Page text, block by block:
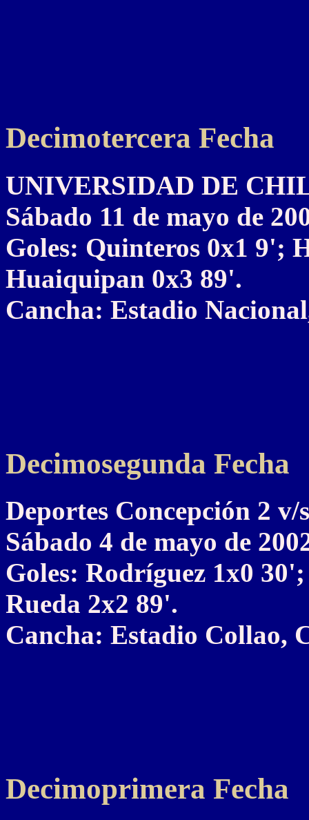
Decimotercera Fecha
UNIVERSIDAD DE
Sábado 11 de mayo de
Goles: Quinteros 0x1 9';
Huaiquipan 0x3 89'.
Cancha: Estadio
Decimosegunda Fecha
Deportes Concepción 2
Sábado 4 de mayo de
Goles: Rodríguez 1x0
Rueda 2x2 89'.
Cancha: Estadio Collao,
Decimoprimera Fecha